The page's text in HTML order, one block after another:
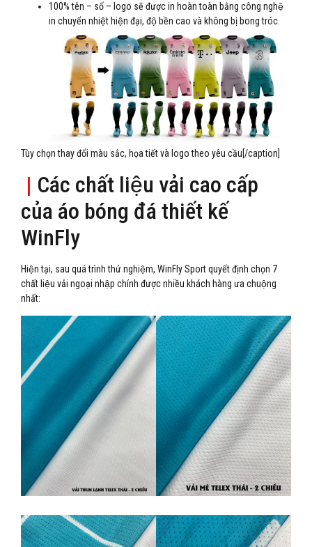
100% tên – số – logo sẽ được in hoàn toàn bằng công nghệ
in chuyển nhiệt hiện đại, độ bền cao và không bị bong tróc.
Tùy chọn thay đổi màu sắc, họa tiết và logo theo yêu cầu[/caption]
| Các chất liệu vải cao cấp
của áo bóng đá thiết kế
WinFly
Hiện tại, sau quá trình thử nghiệm, WinFly Sport quyết định chọn 7
chất liệu vải ngoại nhập chính được nhiều khách hàng ưa chuộng
nhất: